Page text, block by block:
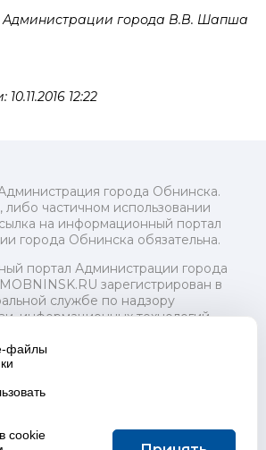
Администрации города В.В. Шапша
12:22
города Обнинска.
частичном использовании
на информационный портал
города Обнинска обязательна.
портал Администрации города
зарегистрирован в
службе по надзору
информационных технологий
(Роскомнадзор) 24 июля
2018 года.
о регистрации Эл № ФС77-73321
(исполнительно-
орган) городского округа "Город
редактор: Байкова Е.А.
почты Редакции:
файлы
cookie